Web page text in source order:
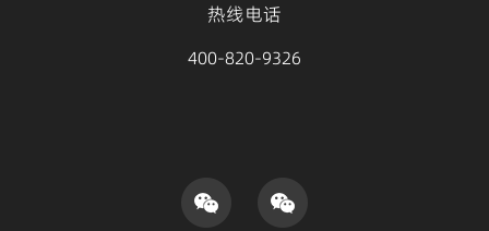
热线电话
400-820-9326